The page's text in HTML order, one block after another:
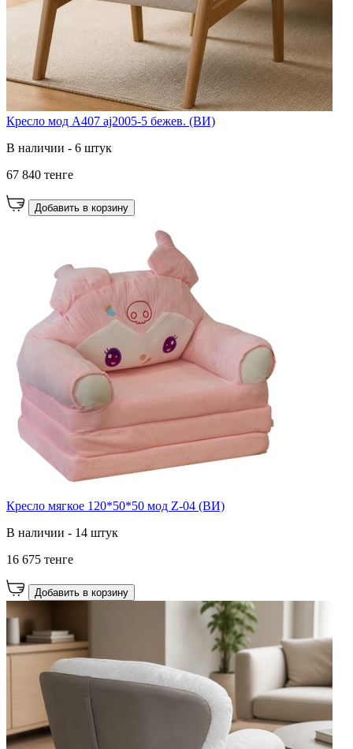
Кресло мод A407 aj2005-5 бежев. (ВИ)
В наличии - 6 штук
67 840 тенге
Добавить в корзину
Кресло мягкое 120*50*50 мод Z-04 (ВИ)
В наличии - 14 штук
16 675 тенге
Добавить в корзину